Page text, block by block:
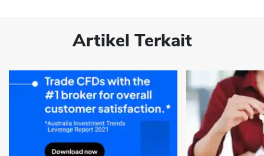
Artikel Terkait